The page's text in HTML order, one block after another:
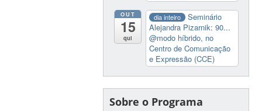
OUT
15
qui
dia inteiro
Seminário
Alejandra Pizarnik: 90...
@modo híbrido, no
Centro de Comunicação
e Expressão (CCE)
Sobre o Programa